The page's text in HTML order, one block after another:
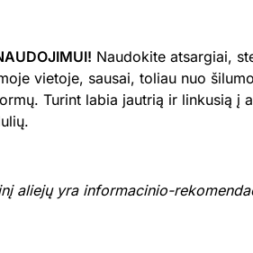
Naudokite atsargiai,
vietoje, sausai, toliau nuo
Turint labia jautrią ir linkusią
aliejų yra informacinio-